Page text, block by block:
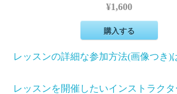
¥1,600
購入する
レッスンの詳細な参加方法(画像つき)
レッスンを開催したいインストラク